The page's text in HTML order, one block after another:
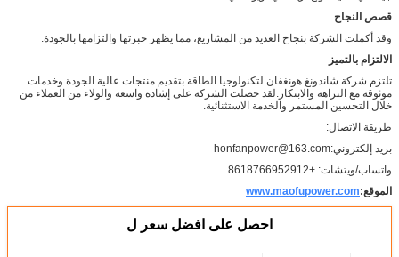
قصص النجاح
وقد أكملت الشركة بنجاح العديد من المشاريع، مما يظهر خبرتها والتزامها بالجودة.
الالتزام بالتميز
تلتزم شركة شاندونغ هونغفان لتكنولوجيا الطاقة بتقديم منتجات عالية الجودة وخدمات
موثوقة مع النزاهة والابتكار.لقد حصلت الشركة على إشادة واسعة والولاء من العملاء من
خلال التحسين المستمر والخدمة الاستثنائية.
طريقة الاتصال:
بريد إلكتروني:honfanpower@163.com
واتساب/ويتشات: +8618766952912
الموقع:www.maofupower.com
احصل على افضل سعر ل